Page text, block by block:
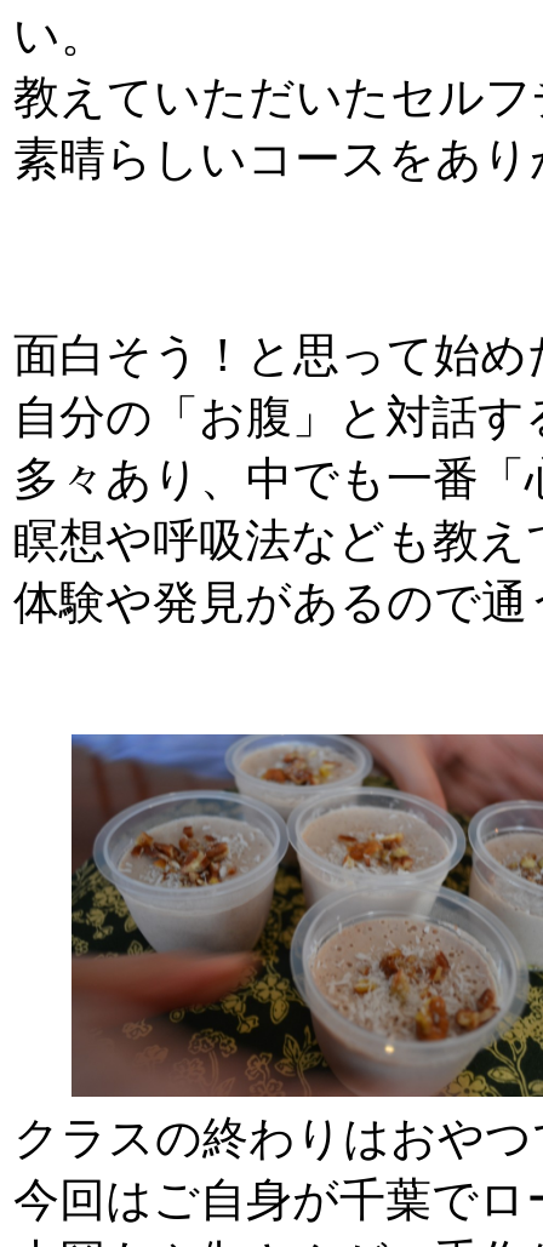
い。
教えていただいたセル
素晴らしいコースをあ
面白そう！と思って始
自分の「お腹」と対話
多々あり、中でも一番
瞑想や呼吸法なども教
体験や発見があるので
クラスの終わりはおや
今回はご自身が千葉で